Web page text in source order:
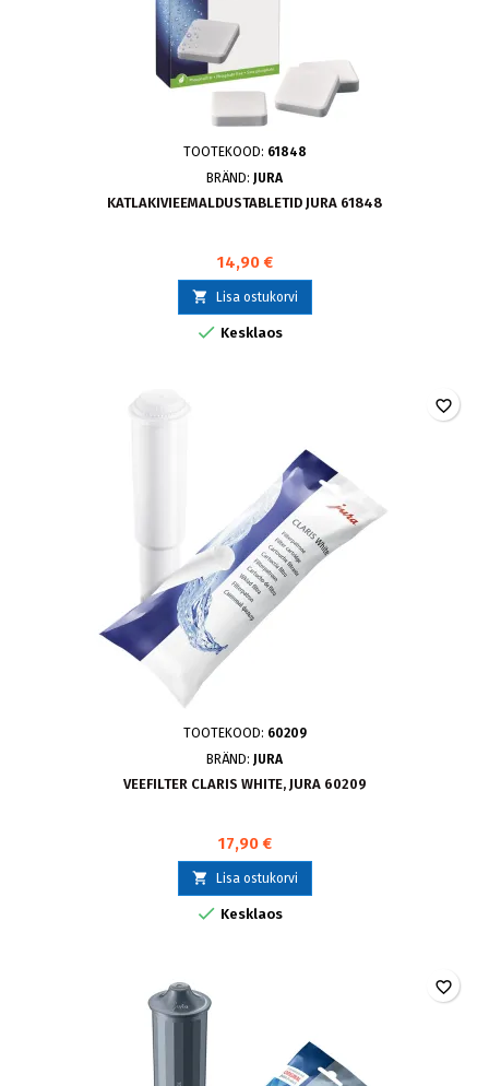
TOOTEKOOD: 61848
BRÄND: JURA
KATLAKIVIEEMALDUSTABLETID JURA 61848
14,90 €
 Lisa ostukorvi
 Kesklaos
TOOTEKOOD: 60209
BRÄND: JURA
VEEFILTER CLARIS WHITE, JURA 60209
17,90 €
 Lisa ostukorvi
 Kesklaos
favorite_border
favorite_border